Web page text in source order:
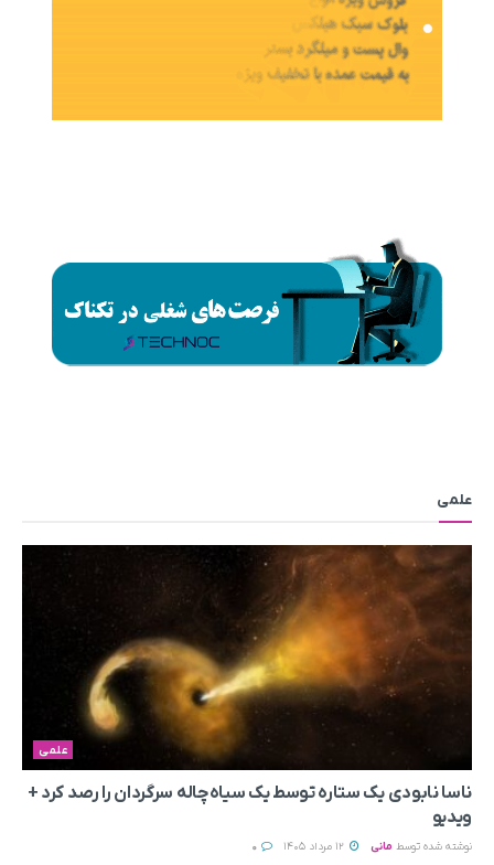
علمی
علمی
ناسا نابودی یک ستاره توسط یک سیاه‌چاله سرگردان را رصد کرد +
ویدیو
نوشته شده توسط مانی